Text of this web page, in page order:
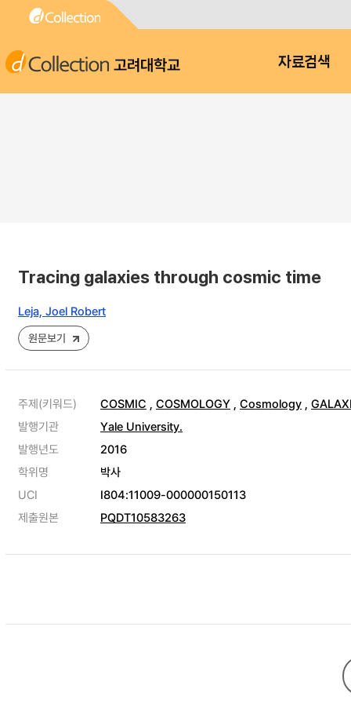
고려대학교 자료검색
Tracing galaxies through cosmic time
Leja, Joel Robert
원문보기
주제(키워드) COSMIC , COSMOLOGY , Cosmology ,
발행기관
Yale University.
발행년도
2016
학위명
박사
UCI
I804:11009-000000150113
제출원본
PQDT10583263